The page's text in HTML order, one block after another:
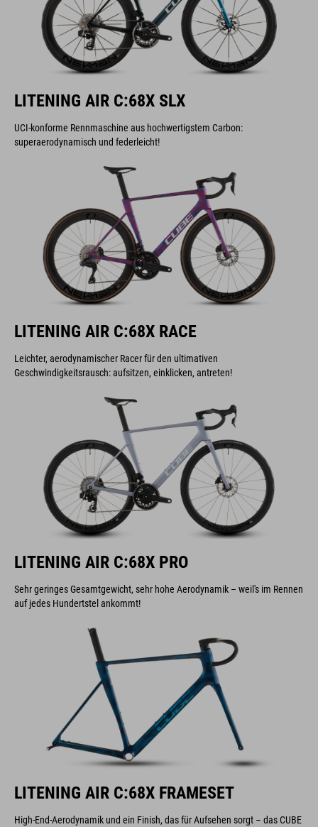
LITENING AIR C:68X SLX
UCI-konforme Rennmaschine aus hochwertigstem Carbon:
superaerodynamisch und federleicht!
LITENING AIR C:68X RACE
Leichter, aerodynamischer Racer für den ultimativen
Geschwindigkeitsrausch: aufsitzen, einklicken, antreten!
LITENING AIR C:68X PRO
Sehr geringes Gesamtgewicht, sehr hohe Aerodynamik – weil's im Rennen
auf jedes Hundertstel ankommt!
LITENING AIR C:68X FRAMESET
High-End-Aerodynamik und ein Finish, das für Aufsehen sorgt – das CUBE